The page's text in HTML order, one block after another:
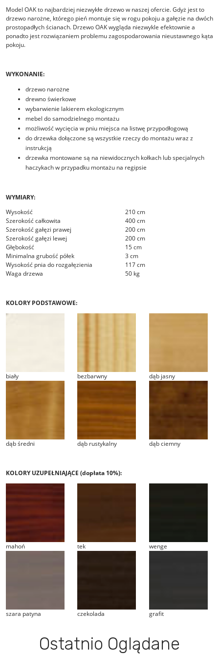
Model OAK to najbardziej niezwykłe drzewo w naszej ofercie. Gdyż jest to
drzewo narożne, którego pień montuje się w rogu pokoju a gałęzie na dwóch
prostopadłych ścianach. Drzewo OAK wygląda niezwykle efektownie a
ponadto jest rozwiązaniem problemu zagospodarowania nieustawnego kąta
pokoju.
WYKONANIE:
drzewo narożne
drewno świerkowe
wybarwienie lakierem ekologicznym
mebel do samodzielnego montażu
możliwość wycięcia w pniu miejsca na listwę przypodłogową
do drzewka dołączone są wszystkie rzeczy do montażu wraz z
instrukcją
drzewka montowane są na niewidocznych kołkach lub specjalnych
haczykach w przypadku montażu na regipsie
WYMIARY:
Wysokość
210 cm
Szerokość całkowita
400 cm
Szerokość gałęzi prawej
200 cm
Szerokość gałęzi lewej
200 cm
Głębokość
15 cm
Minimalna grubość półek
3 cm
Wysokość pnia do rozgałęzienia
117 cm
Waga drzewa
50 kg
KOLORY PODSTAWOWE:
biały bezbarwny dąb jasny
dąb średni dąb rustykalny dąb ciemny
KOLORY UZUPEŁNIAJĄCE (dopłata 10%):
mahoń tek wenge
szara patyna czekolada grafit
Ostatnio Oglądane